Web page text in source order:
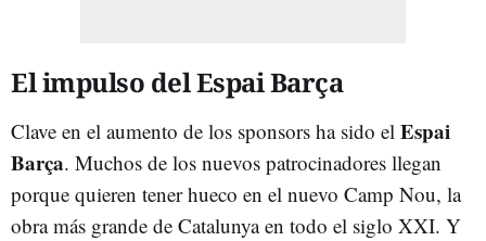
El impulso del Espai Barça
Clave en el aumento de los sponsors ha sido el Espai
Barça. Muchos de los nuevos patrocinadores llegan
porque quieren tener hueco en el nuevo Camp Nou, la
obra más grande de Catalunya en todo el siglo XXI. Y